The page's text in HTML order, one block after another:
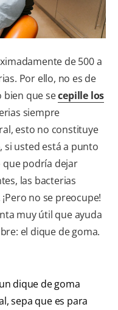
de 500 a
Por ello, no es de
bien que secepille los
siempre
esto no constituye
si usted está a punto
podría dejar
las bacterias
no se preocupe!
muy útil que ayuda
el dique de goma.
dique de goma
sepa que es para